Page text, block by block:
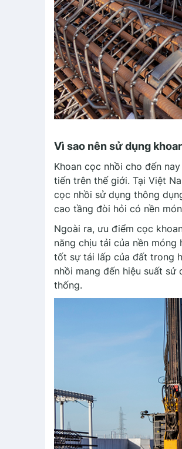
Vì sao nên sử dụng
Khoan cọc nhồi cho đến
tiến trên thế giới. Tại Việt
cọc nhồi sử dụng thông
cao tầng đòi hỏi có nền
Ngoài ra, ưu điểm cọc
năng chịu tải của nền
tốt sự tái lấp của đất trong
nhồi mang đến hiệu suất
thống.